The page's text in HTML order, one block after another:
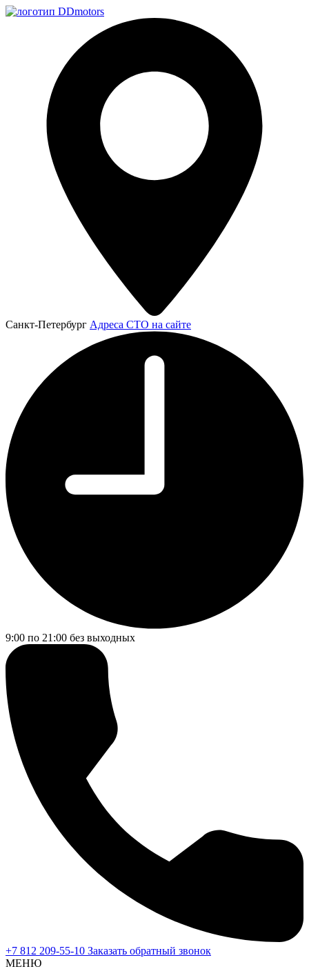
Санкт-Петербург Адреса СТО на сайте
9:00 по 21:00 без выходных
+7 812 209-55-10 Заказать обратный звонок
МЕНЮ